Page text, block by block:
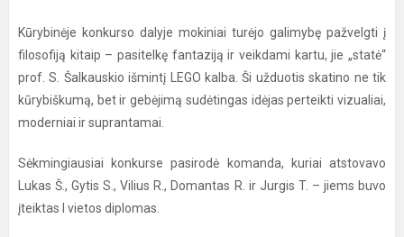
Kūrybinėje konkurso dalyje mokiniai turėjo galimybę pažvelgti į
filosofiją kitaip – pasitelkę fantaziją ir veikdami kartu, jie „statė“
prof. S. Šalkauskio išmintį LEGO kalba. Ši užduotis skatino ne tik
kūrybiškumą, bet ir gebėjimą sudėtingas idėjas perteikti vizualiai,
moderniai ir suprantamai.
Sėkmingiausiai konkurse pasirodė komanda, kuriai atstovavo
Lukas Š., Gytis S., Vilius R., Domantas R. ir Jurgis T. – jiems buvo
įteiktas I vietos diplomas.